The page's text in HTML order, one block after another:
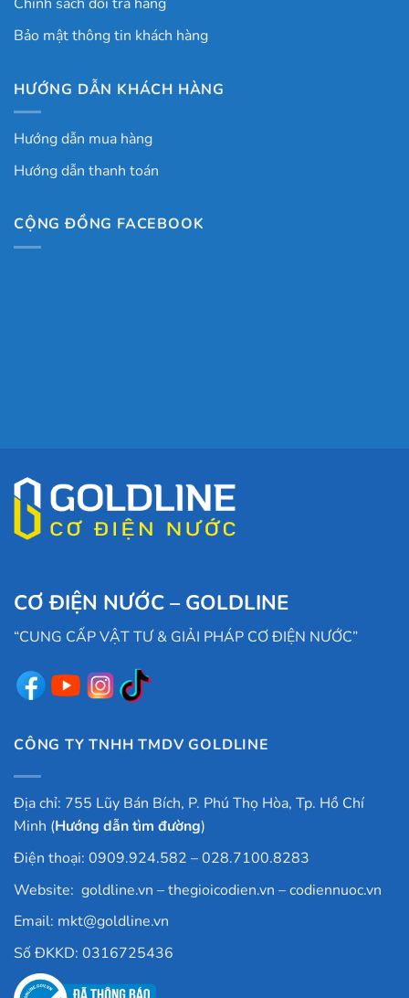
Chính sách đổi trả hàng
Bảo mật thông tin khách hàng
HƯỚNG DẪN KHÁCH HÀNG
Hướng dẫn mua hàng
Hướng dẫn thanh toán
CỘNG ĐỒNG FACEBOOK
CƠ ĐIỆN NƯỚC – GOLDLINE
“CUNG CẤP VẬT TƯ & GIẢI PHÁP CƠ ĐIỆN NƯỚC”
CÔNG TY TNHH TMDV GOLDLINE
Địa chỉ: 755 Lũy Bán Bích, P. Phú Thọ Hòa, Tp. Hồ Chí
Minh (Hướng dẫn tìm đường)
Điện thoại: 0909.924.582 – 028.7100.8283
Website: goldline.vn –thegioicodien.vn –codiennuoc.vn
Email: mkt@goldline.vn
Số ĐKKD: 0316725436